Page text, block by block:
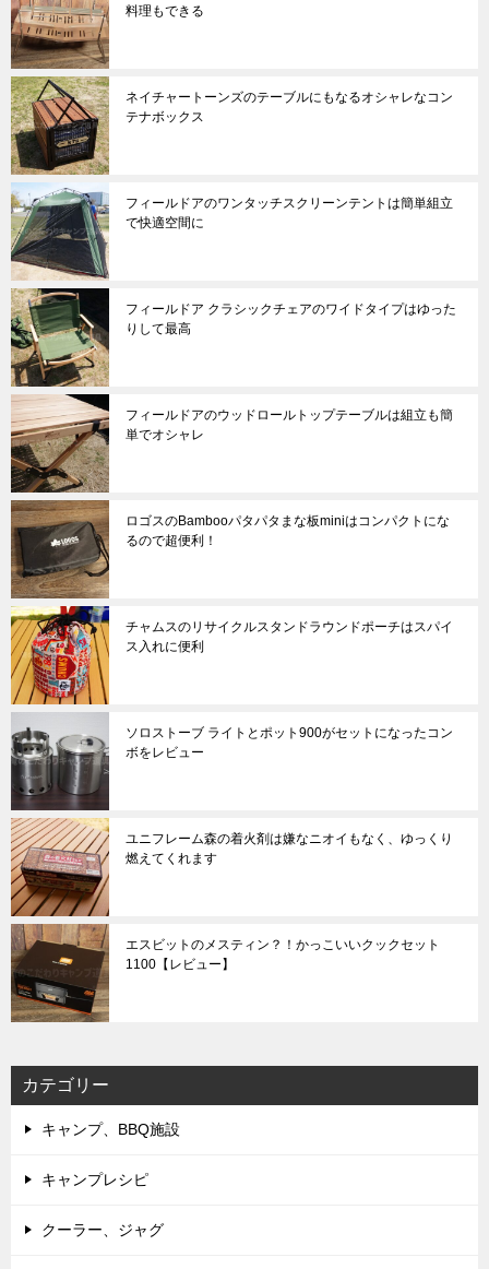
料理もできる
ネイチャートーンズのテーブルにもなるオシャレなコン
テナボックス
フィールドアのワンタッチスクリーンテントは簡単組立
で快適空間に
フィールドア クラシックチェアのワイドタイプはゆった
りして最高
フィールドアのウッドロールトップテーブルは組立も簡
単でオシャレ
ロゴスのBambooパタパタまな板miniはコンパクトにな
るので超便利！
チャムスのリサイクルスタンドラウンドポーチはスパイ
ス入れに便利
ソロストーブ ライトとポット900がセットになったコン
ボをレビュー
ユニフレーム森の着火剤は嫌なニオイもなく、ゆっくり
燃えてくれます
エスビットのメスティン？！かっこいいクックセット
1100【レビュー】
カテゴリー
キャンプ、BBQ施設
キャンプレシピ
クーラー、ジャグ